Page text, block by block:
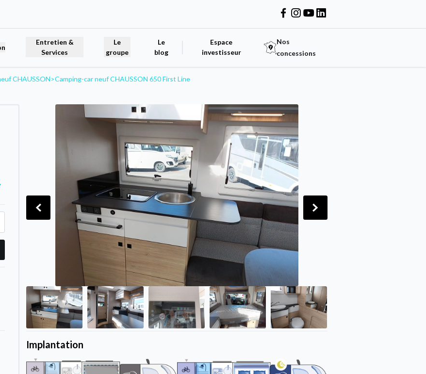
Entretien &
Services
Le
groupe
Le
blog
Espace
investisseur
Nos
concessions
CHAUSSON>Camping-car neuf CHAUSSON 650 First Line
Implantation